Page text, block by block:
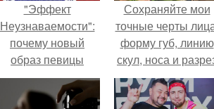
"Эффект
Неузнаваемости":
почему новый
образ певицы
вызвал споры о
гранях
Сохраняйте мои
точные черты
форму губ, линию
скул, носа и
глаз.